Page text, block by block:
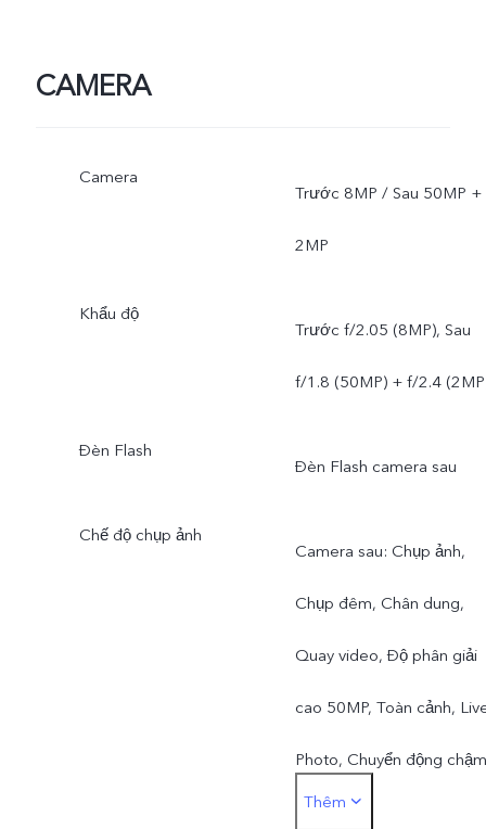
CAMERA
Camera
Trước 8MP / Sau 50MP +
2MP
Khẩu độ
Trước f/2.05 (8MP), Sau
f/1.8 (50MP) + f/2.4
Đèn Flash
Đèn Flash camera sau
Chế độ chụp ảnh
Camera sau: Chụp ảnh,
Chụp đêm, Chân dung,
Quay video, Độ phân giải
cao 50MP, Toàn cảnh,
Photo, Chuyển động
Tua nhanh thời gian, Chế
Thêm